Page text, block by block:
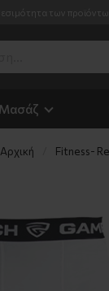
των
Αρχική Fitness-